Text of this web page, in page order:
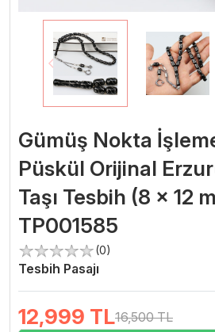
Gümüş Nokta
Püskül Orijinal
Taşı Tesbih (8 x 12
TP001585
(0)
Tesbih Pasajı
12,999 TL16,500 TL